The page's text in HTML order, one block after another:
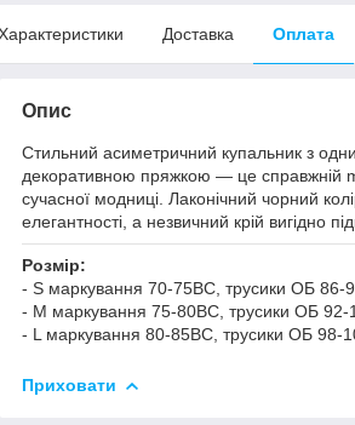
Доставка Оплата
Опис
Cтильний асиметричний купальник з
декоративною пряжкою — це справжній
сучасної модниці. Лаконічний чорний
елегантності, а незвичний крій вигідно
Розмір:
- S маркування 70-75ВС, трусики ОБ 86-
- M маркування 75-80ВС, трусики ОБ 92-
- L маркування 80-85BC, трусики ОБ 98-
Приховати